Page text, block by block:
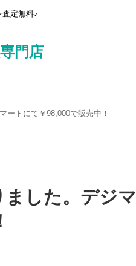
定無料♪
門店
ートにて￥98,000で販売中！
ました。デジマ